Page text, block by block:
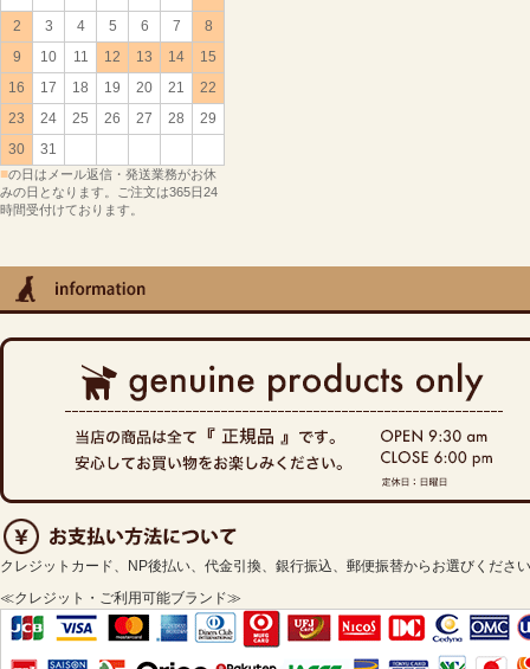
2
3 4 5 6 7
8
9
10 11 12 13 14
15
16
17 18 19 20 21
22
23
24 25 26 27 28
29
30
31
■の日はメール返信・発送業務がお休
みの日となります。ご注文は365日24
時間受付けております。
クレジットカード、NP後払い、代金引換、銀行振込、郵便振替からお選びくださ
≪クレジット・ご利用可能ブランド≫